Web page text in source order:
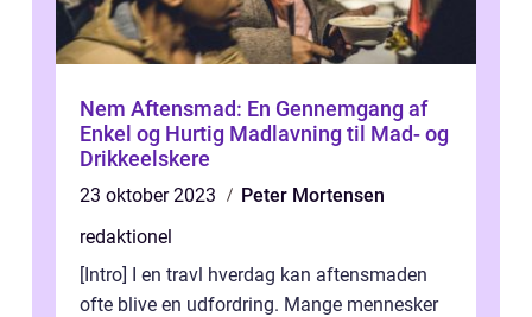
Nem Aftensmad: En Gennemgang af
Enkel og Hurtig Madlavning til Mad- og
Drikkeelskere
23 oktober 2023
Peter Mortensen
redaktionel
[Intro] I en travl hverdag kan aftensmaden
ofte blive en udfordring. Mange mennesker